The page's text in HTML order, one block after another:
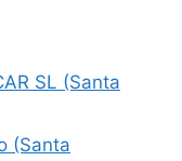
SL (Santa
(Santa